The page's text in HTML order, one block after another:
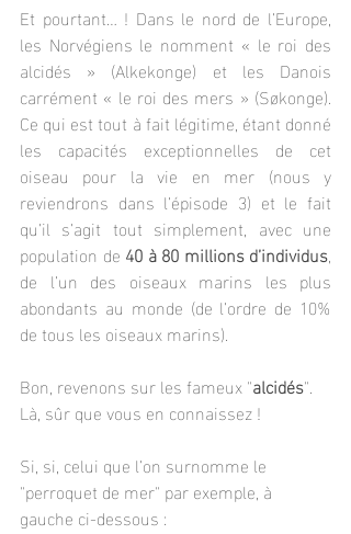
Et pourtant… ! Dans le nord de l’Europe,
les Norvégiens le nomment « le roi des
alcidés » (Alkekonge) et les Danois
carrément « le roi des mers » (Søkonge).
Ce qui est tout à fait légitime, étant donné
les capacités exceptionnelles de cet
oiseau pour la vie en mer (nous y
reviendrons dans l’épisode 3) et le fait
qu’il s’agit tout simplement, avec une
population de 40 à 80 millions d’individus,
de l’un des oiseaux marins les plus
abondants au monde (de l’ordre de 10%
de tous les oiseaux marins).
Bon, revenons sur les fameux "alcidés".
Là, sûr que vous en connaissez !
Si, si, celui que l’on surnomme le
"perroquet de mer" par exemple, à
gauche ci-dessous :